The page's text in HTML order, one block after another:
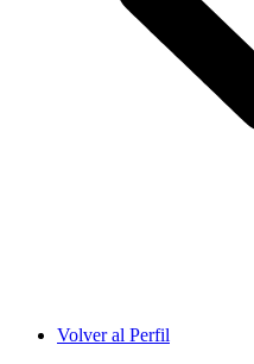
Volver al Perfil